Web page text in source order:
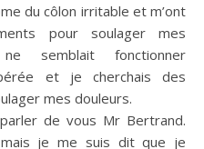
du côlon irritable et m’ont
pour soulager mes
semblait fonctionner
et je cherchais des
mes douleurs.
de vous Mr Bertrand.
mais je me suis dit que je